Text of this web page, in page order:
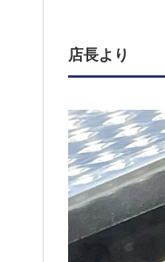
店長より